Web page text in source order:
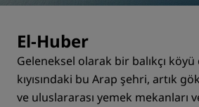
El-Huber
Geleneksel olarak bir balıkçı
kıyısındaki bu Arap şehri, artık
ve uluslararası yemek mekanları